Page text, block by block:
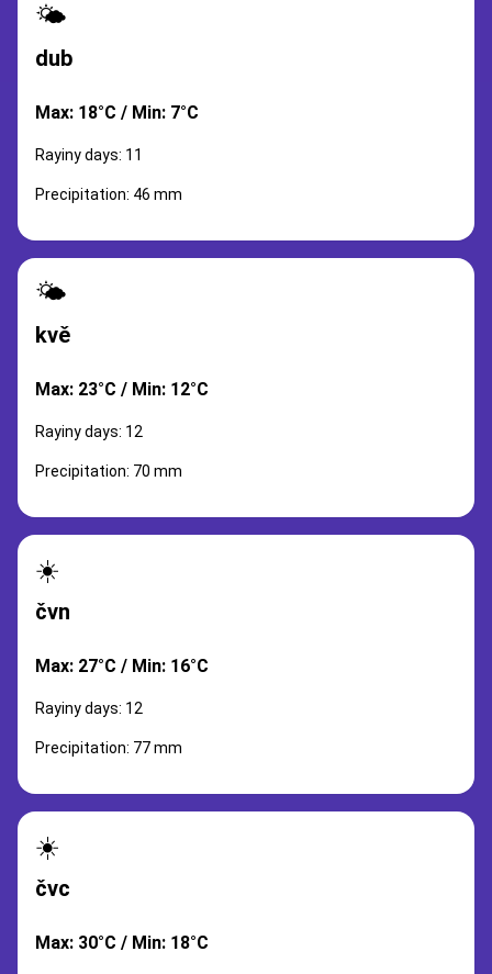
🌤️
dub
Max: 18°C / Min: 7°C
Rayiny days: 11
Precipitation: 46 mm
🌤️
kvě
Max: 23°C / Min: 12°C
Rayiny days: 12
Precipitation: 70 mm
☀️
čvn
Max: 27°C / Min: 16°C
Rayiny days: 12
Precipitation: 77 mm
☀️
čvc
Max: 30°C / Min: 18°C